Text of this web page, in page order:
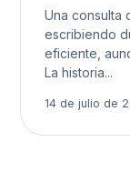
Una consulta
escribiendo
eficiente,
La historia...
14 de julio de